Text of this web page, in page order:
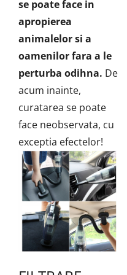
se poate face in
apropierea
animalelor si a
oamenilor fara a le
perturba odihna. De
acum inainte,
curatarea se poate
face neobservata, cu
exceptia efectelor!